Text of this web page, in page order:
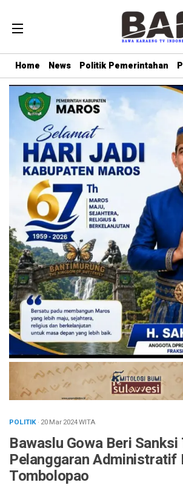
Home News Politik Pemerintahan
POLITIK· 20 Mar 2024WITA
Bawaslu Gowa Beri
Pelanggaran Administratif
Tombolopao